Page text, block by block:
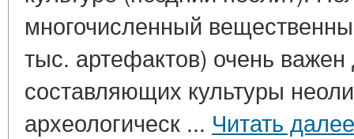
многочисленный
тыс. артефактов) очень
составляющих культуры
археологическ ... Читать далее